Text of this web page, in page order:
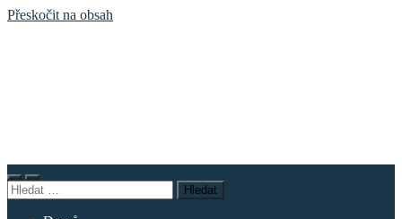
Přeskočit na obsah
Přepnout
mobilní
Přepnout
vyhledávací
Vyhledávání